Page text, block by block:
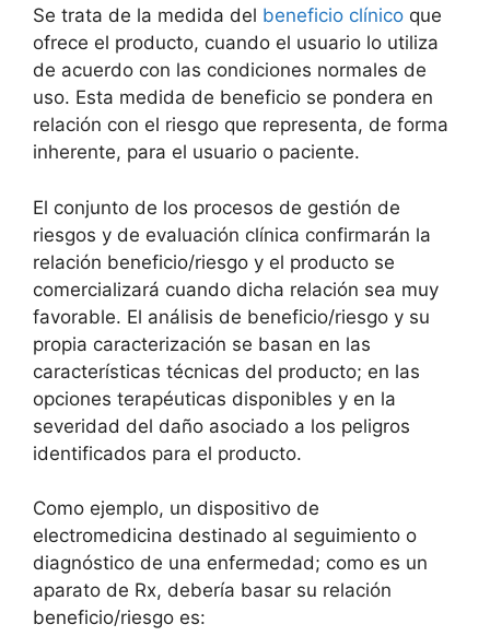
Se trata de la medida del beneficio clínico que
ofrece el producto, cuando el usuario lo utiliza
de acuerdo con las condiciones normales de
uso. Esta medida de beneficio se pondera en
relación con el riesgo que representa, de forma
inherente, para el usuario o paciente.
El conjunto de los procesos de gestión de
riesgos y de evaluación clínica confirmarán la
relación beneficio/riesgo y el producto se
comercializará cuando dicha relación sea muy
favorable. El análisis de beneficio/riesgo y su
propia caracterización se basan en las
características técnicas del producto; en las
opciones terapéuticas disponibles y en la
severidad del daño asociado a los peligros
identificados para el producto.
Como ejemplo, un dispositivo de
electromedicina destinado al seguimiento o
diagnóstico de una enfermedad; como es un
aparato de Rx, debería basar su relación
beneficio/riesgo es: